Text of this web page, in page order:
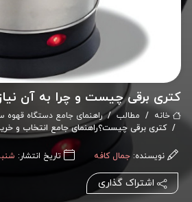
کتری برقی چیست و چرا به آن
خانه مطالب
راهنمای جامع دستگاه قهوه
کتری برقی چیست؟راهنمای جامع انتخاب و
نویسنده: جمال کافه تاریخ انتشار: شنبه ۸
اشتراک گذاری